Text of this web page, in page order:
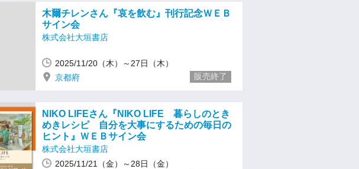
木爾チレンさん『哀を飲む』刊行記念ＷＥＢ
サイン会
株式会社大垣書店
2025/11/20（木）～27日（木）
京都府
販売終了
NIKO LIFEさん『NIKO LIFE 暮らしのとき
めきレシピ 自分を大事にするための毎日の
ヒント』ＷＥＢサイン会
株式会社大垣書店
2025/11/21（金）～28日（金）